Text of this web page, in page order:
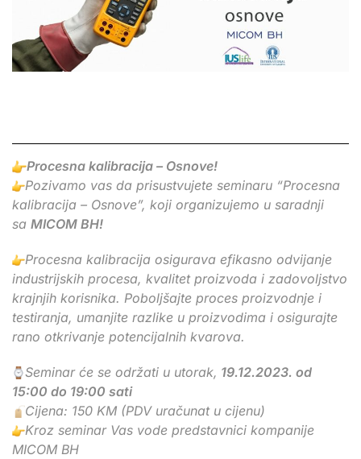
Procesna kalibracija – Osnove!
Pozivamo vas da prisustvujete seminaru “Procesna
kalibracija – Osnove”, koji organizujemo u saradnji
sa MICOM BH!
Procesna kalibracija osigurava efikasno odvijanje
industrijskih procesa, kvalitet proizvoda i zadovoljstvo
krajnjih korisnika. Poboljšajte proces proizvodnje i
testiranja, umanjite razlike u proizvodima i osigurajte
rano otkrivanje potencijalnih kvarova.
Seminar će se održati u utorak, 19.12.2023. od
15:00 do 19:00 sati
Cijena: 150 KM (PDV uračunat u cijenu)
Kroz seminar Vas vode predstavnici kompanije
MICOM BH